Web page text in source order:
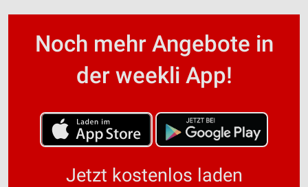
Noch mehr Angebote in
der weekli App!
Jetzt kostenlos laden